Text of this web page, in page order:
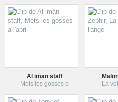
Al iman staff
Mets les gosses a
La